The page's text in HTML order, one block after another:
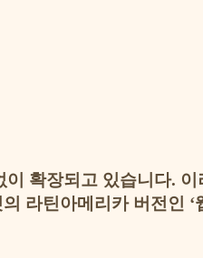
확장되고 있습니다.
라틴아메리카 버전인 ‘